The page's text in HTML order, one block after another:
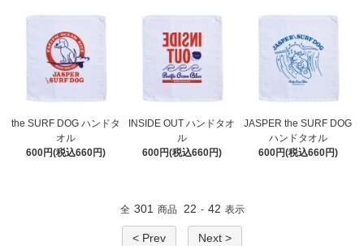
the SURF DOG ハンドタ
オル
600円(税込660円)
INSIDE OUT ハンドタオ
ル
600円(税込660円)
JASPER the SURF DOG
ハンドタオル
600円(税込660円)
全 301 商品 22 - 42 表示
< Prev Next >